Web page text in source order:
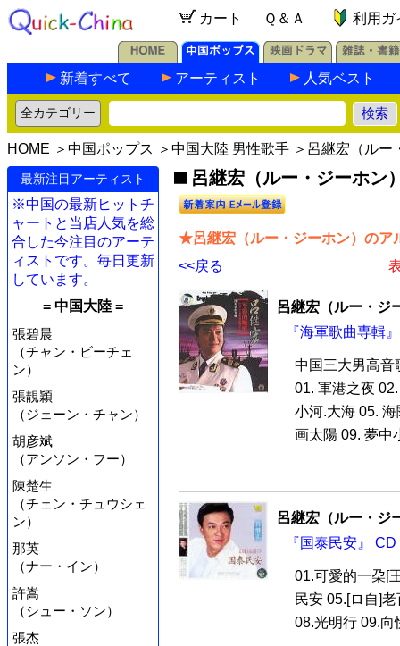
カート Ｑ＆Ａ 利用ガ
新着すべて アーティスト 人気ベスト
HOME ＞ 中国ポップス ＞ 中国大陸 男性歌手 ＞呂継宏（ルー
最新注目アーティスト
※中国の最新ヒットチ
ャートと当店人気を総
合した今注目のアーテ
ィストです。毎日更新
しています。
= 中国大陸 =
張碧晨
（チャン・ビーチェ
ン）
張靚穎
（ジェーン・チャン）
胡彦斌
（アンソン・フー）
陳楚生
（チェン・チュウシェ
ン）
那英
（ナー・イン）
許嵩
（シュー・ソン）
張杰
呂継宏（ルー・ジーホン
★呂継宏（ルー・ジーホン）のア
<<戻る
呂継宏（ルー・ジ
『海軍歌曲専輯
中国三大男高音
01. 軍港之夜
小河.大海 05.
画太陽 09. 夢中
呂継宏（ルー・ジ
『国泰民安』
01.可愛的一朶[
民安 05.[ロ自]
08.光明行 09.向